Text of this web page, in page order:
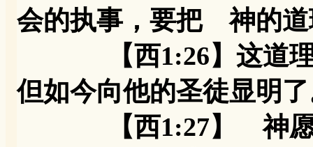
会的执事，要把 神的道
【西1:26】这道理就
但如今向他的圣徒显明
【西1:27】 神愿意